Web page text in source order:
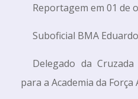
Reportagem em 01 de
Suboficial BMA
Delegado da
para a Academia da Força